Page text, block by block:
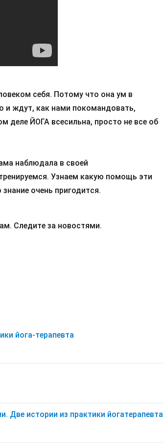
себя. Потому что она ум в
и ждут, как нами покомандовать,
деле ЙОГА всесильна, просто не все об
наблюдала в своей
Узнаем какую помощь эти
очень пригодится.
Следите за новостями.
йога-терапевта
Две истории из практики йогатерапевта